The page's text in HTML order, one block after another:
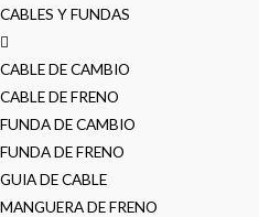
CABLES Y FUNDAS
CABLE DE CAMBIO
CABLE DE FRENO
FUNDA DE CAMBIO
FUNDA DE FRENO
GUIA DE CABLE
MANGUERA DE FRENO